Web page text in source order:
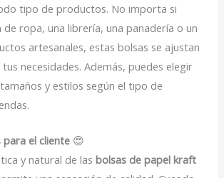
tipo de productos. No importa si
de ropa, una librería, una panadería o un
artesanales, estas bolsas se ajustan
necesidades. Además, puedes elegir
y estilos según el tipo de
el cliente 😍
y natural de lasbolsas de papel kraft